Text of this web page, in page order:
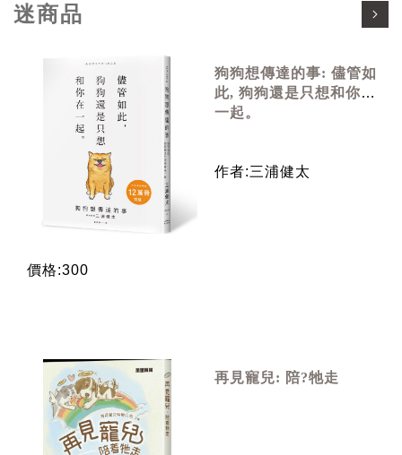
迷商品
狗狗想傳達的事: 儘管如
此, 狗狗還是只想和你在
一起。
作者:三浦健太
價格:300
再見寵兒: 陪?牠走